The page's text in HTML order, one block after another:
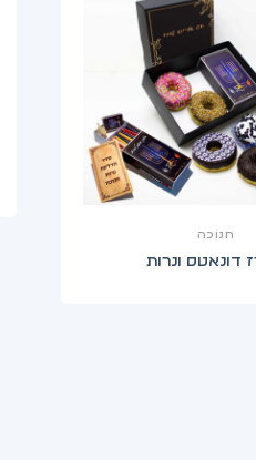
חנוכה
דונאטס ונרות